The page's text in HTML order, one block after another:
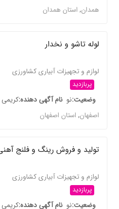
همدان,استان همدان
لوله تاشو و نخدار
لوازم و تجهیزات آبیاری کشاورزی
پربازدید
وضعیتنو نام آگهی دهندهکریمی
اصفهان,استان اصفهان
تولید و فروش رینگ و فلنج آهنی
لوازم و تجهیزات آبیاری کشاورزی
پربازدید
وضعیتنو نام آگهی دهندهکریمی